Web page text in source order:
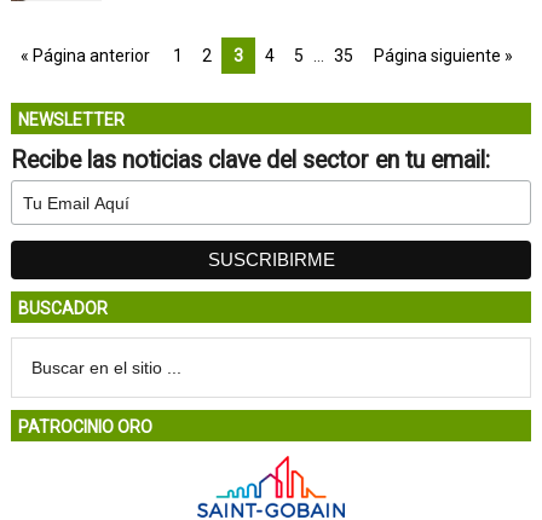
« Página anterior 1 2 3 4 5 35 Página siguiente »
NEWSLETTER
Recibe las noticias clave del sector en tu email:
BUSCADOR
PATROCINIO ORO